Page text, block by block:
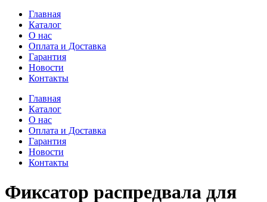
Главная
Каталог
О нас
Оплата и Доставка
Гарантия
Новости
Контакты
Главная
Каталог
О нас
Оплата и Доставка
Гарантия
Новости
Контакты
Фиксатор распредвала для